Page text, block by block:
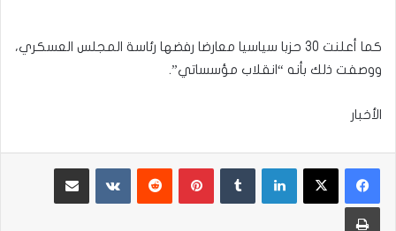
كما أعلنت 30 حزبا سياسيا معارضا رفضها رئاسة المجلس العسكري،
ووصفت ذلك بأنه “انقلاب مؤسساتي”.
الأخبار
لينكدإن بينتيريست مشاركة عبر البريد
طباعة